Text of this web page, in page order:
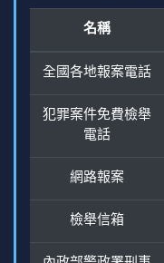
名稱
全國各地報案電話
犯罪案件免費檢舉
電話
網路報案
檢舉信箱